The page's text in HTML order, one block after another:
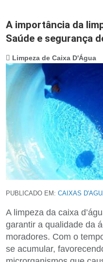
A importância da
Saúde e segurança
Limpeza de Caixa D'Água
PUBLICADO EM: CAIXAS
A limpeza da caixa
garantir a qualidade da
moradores. Com o
se acumular,